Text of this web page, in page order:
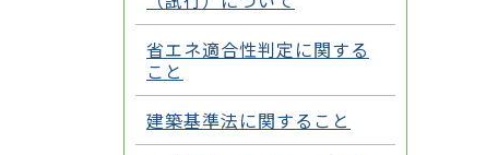
省エネ適合性判定に関する
こと
建築基準法に関すること